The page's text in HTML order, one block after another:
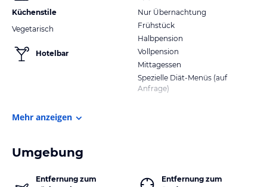
Küchenstile
Vegetarisch
Hotelbar
Nur Übernachtung
Frühstück
Halbpension
Vollpension
Mittagessen
Spezielle Diät-Menüs (auf
Anfrage)
Mehr anzeigen
Umgebung
Entfernung zum
Entfernung zum